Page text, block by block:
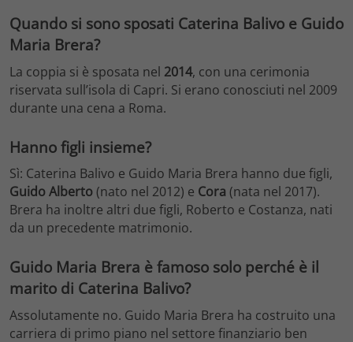
Quando si sono sposati Caterina Balivo e Guido
Maria Brera?
La coppia si è sposata nel 2014, con una cerimonia
riservata sull’isola di Capri. Si erano conosciuti nel 2009
durante una cena a Roma.
Hanno figli insieme?
Sì: Caterina Balivo e Guido Maria Brera hanno due figli,
Guido Alberto(nato nel 2012) e Cora (nata nel 2017).
Brera ha inoltre altri due figli, Roberto e Costanza, nati
da un precedente matrimonio.
Guido Maria Brera è famoso solo perché è il
marito di Caterina Balivo?
Assolutamente no. Guido Maria Brera ha costruito una
carriera di primo piano nel settore finanziario ben